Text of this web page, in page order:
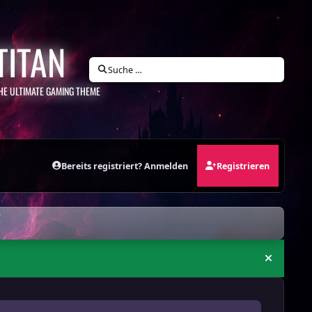
ULTIMATE GAMING THEME
Suche …
Bereits registriert? Anmelden Registrieren